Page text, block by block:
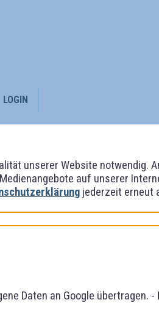
unserer Website notwendig.
auf unserer
jederzeit erneut
Daten an Google übertragen. -
LOGIN